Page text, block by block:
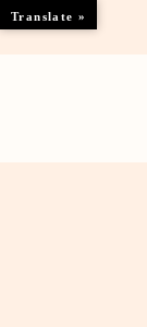
Translate »